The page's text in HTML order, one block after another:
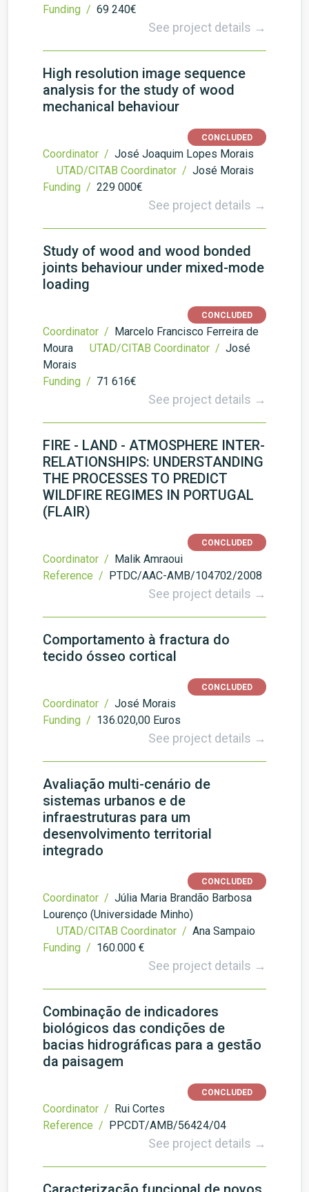
Funding / 69 240€
See project details →
High resolution image sequence
analysis for the study of wood
mechanical behaviour
CONCLUDED
Coordinator / José Joaquim Lopes Morais
UTAD/CITAB Coordinator / José Morais
Funding / 229 000€
See project details →
Study of wood and wood bonded
joints behaviour under mixed-mode
loading
CONCLUDED
Coordinator / Marcelo Francisco Ferreira de
Moura
UTAD/CITAB Coordinator / José
Morais
Funding / 71 616€
See project details →
FIRE - LAND - ATMOSPHERE INTER-
RELATIONSHIPS: UNDERSTANDING
THE PROCESSES TO PREDICT
WILDFIRE REGIMES IN PORTUGAL
(FLAIR)
CONCLUDED
Coordinator / Malik Amraoui
Reference / PTDC/AAC-AMB/104702/2008
See project details →
Comportamento à fractura do
tecido ósseo cortical
CONCLUDED
Coordinator / José Morais
Funding / 136.020,00 Euros
See project details →
Avaliação multi-cenário de
sistemas urbanos e de
infraestruturas para um
desenvolvimento territorial
integrado
CONCLUDED
Coordinator / Júlia Maria Brandão Barbosa
Lourenço (Universidade Minho)
UTAD/CITAB Coordinator / Ana Sampaio
Funding / 160.000 €
See project details →
Combinação de indicadores
biológicos das condições de
bacias hidrográficas para a gestão
da paisagem
CONCLUDED
Coordinator / Rui Cortes
Reference / PPCDT/AMB/56424/04
See project details →